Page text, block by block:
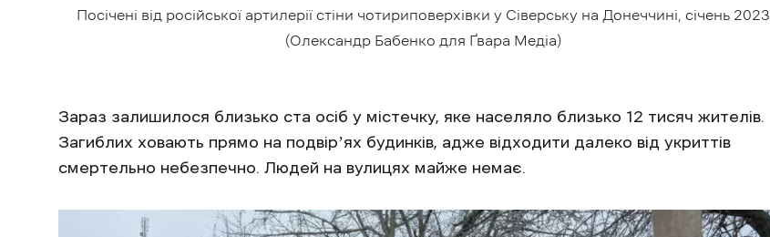
Посічені від російської артилерії стіни чотириповерхівки у Сіверську на Донеччині, січень 2023
(Олександр Бабенко для Ґвара Медіа)
Зараз залишилося близько ста осіб у містечку, яке населяло близько 12 тисяч жителів.
Загиблих ховають прямо на подвірʼях будинків, адже відходити далеко від укриттів
смертельно небезпечно. Людей на вулицях майже немає.